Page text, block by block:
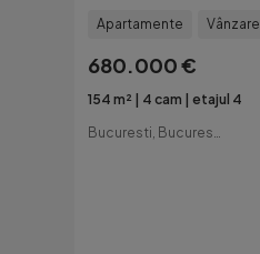
Apartamente Vânzare
680.000 €
154 m² 4 cam
etajul 4